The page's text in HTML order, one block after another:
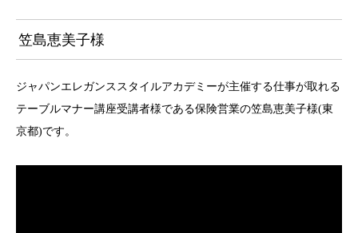
笠島恵美子様
ジャパンエレガンススタイルアカデミーが主催する仕事が取れる
テーブルマナー講座受講者様である保険営業の笠島恵美子様(東
京都)です。